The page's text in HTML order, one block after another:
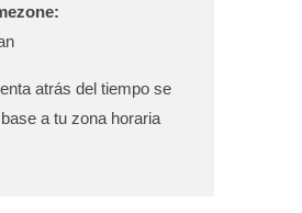
atrás del tiempo se
a tu zona horaria